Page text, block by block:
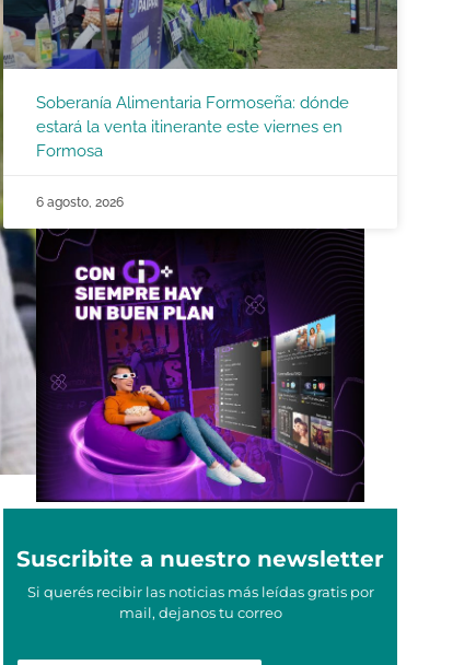
Soberanía Alimentaria Formoseña: dónde
estará la venta itinerante este viernes en
Formosa
6 agosto, 2026
Suscribite a nuestro newsletter
Si querés recibir las noticias más leídas gratis por
mail, dejanos tu correo